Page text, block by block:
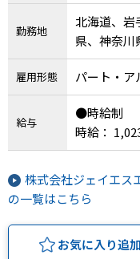
勤務地
北海道、岩
県、神奈川
県、岐阜県
島根県、岡
県
雇用形態 パート・ア
給与
●時給制
時給：
株式会社ジェイエス
の一覧はこちら
お気に入り追加